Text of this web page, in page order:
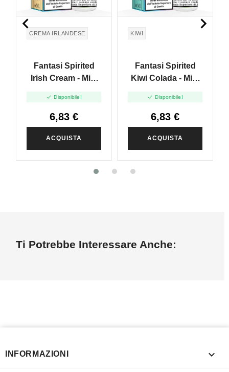
CREMA IRLANDESE
Fantasi Spirited
Irish Cream - Mini
 Disponibile!
6,83 €
ACQUISTA
KIWI
Fantasi Spirited
Kiwi Colada - Mini
 Disponibile!
6,83 €
ACQUISTA
 
Ti Potrebbe Interessare Anche:
INFORMAZIONI 